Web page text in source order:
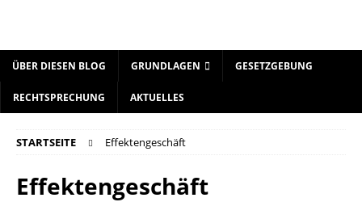
ÜBER DIESEN BLOG GRUNDLAGEN GESETZGEBUNG
RECHTSPRECHUNG AKTUELLES
STARTSEITE Effektengeschäft
Effektengeschäft